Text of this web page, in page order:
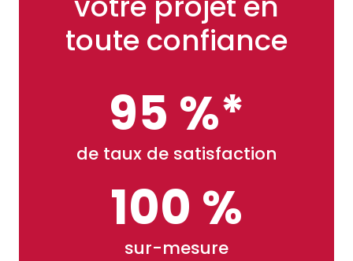
toute confiance
95 %*
de taux de satisfaction
100 %
sur-mesure